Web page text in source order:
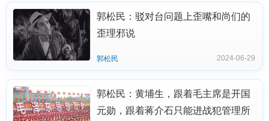
郭松民：驳对台问题上歪嘴和尚们的
歪理邪说
郭松民 2024-06-29
郭松民：黄埔生，跟着毛主席是开国
元勋，跟着蒋介石只能进战犯管理所